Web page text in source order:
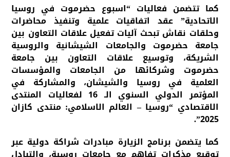
كما تتضمن فعاليات “اسبوع حضرموت في روسيا
الاتحادية” عقد اتفاقيات علمية وتنفيذ محاضرات
وحلقات نقاش تبحث آليات تفعيل علاقات التعاون بين
جامعة حضرموت والجامعات الشيشانية والروسية
الشريكة، وتوسيع علاقات التعاون بين جامعة
حضرموت وشركائها من الجامعات والمؤسسات
العلمية في روسيا والشيشان، والمشاركة في
المؤتمر الدولي السنوي الـ 16 لفعاليات المنتدى
الاقتصادي “روسيا – العالم الاسلامي: منتدى كازان
2025”.
كما يتضمن برنامج الزيارة مبادرات شراكة دولية عبر